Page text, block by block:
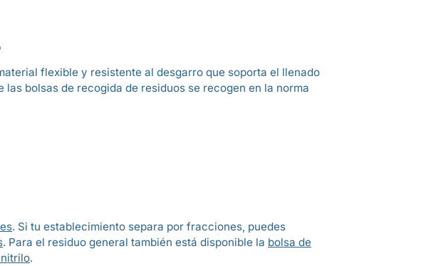
flexible y resistente al desgarro que soporta el llenado
bolsas de recogida de residuos se recogen en la norma
. Si tu establecimiento separa por fracciones, puedes
. Para el residuo general también está disponible la bolsa de
.